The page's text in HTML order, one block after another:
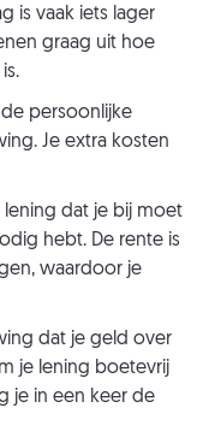
is vaak iets lager
graag uit hoe
de persoonlijke
Je extra kosten
dat je bij moet
hebt. De rente is
waardoor je
dat je geld over
je lening boetevrij
je in een keer de